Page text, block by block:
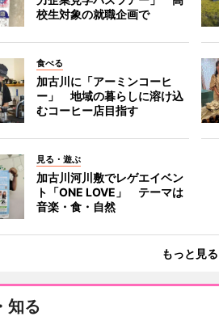
校生対象の就職企画で
食べる
加古川に「アーミンコーヒ
ー」 地域の暮らしに溶け込
むコーヒー店目指す
見る・遊ぶ
加古川河川敷でレゲエイベン
ト「ONE LOVE」 テーマは
音楽・食・自然
もっと見る
知る